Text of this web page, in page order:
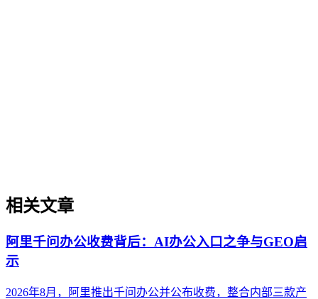
相关文章
阿里千问办公收费背后：AI办公入口之争与GEO启
示
2026年8月，阿里推出千问办公并公布收费，整合内部三款产